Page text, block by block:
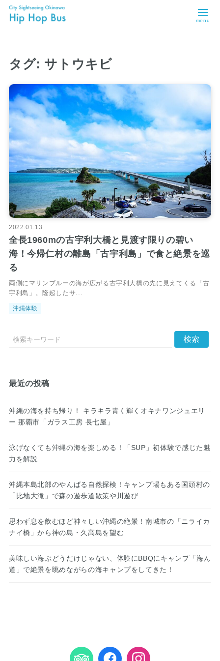
menu
タグ: サトウキビ
2022.01.13
全長1960mの古宇利大橋と見渡す限りの碧い
海！今帰仁村の離島「古宇利島」で食と絶景を巡
る
両側にマリンブルーの海が広がる古宇利大橋の先に見えてくる「古
宇利島」。隆起したサ...
沖縄体験
最近の投稿
沖縄の海を持ち帰り！ キラキラ青く輝くオキナワンジュエリ
ー 那覇市「ガラス工房 長七屋」
泳げなくても沖縄の海を楽しめる！「SUP」初体験で感じた魅
力を解説
沖縄本島北部のやんばる自然探検！キャンプ場もある国頭村の
「比地大滝」で森の遊歩道散策や川遊び
思わず息を飲むほど神々しい沖縄の絶景！南城市の「ニライカ
ナイ橋」から神の島・久高島を望む
美味しい海ぶどうだけじゃない、体験にBBQにキャンプ「海ん
道」で絶景を眺めながらの海キャンプをしてきた！